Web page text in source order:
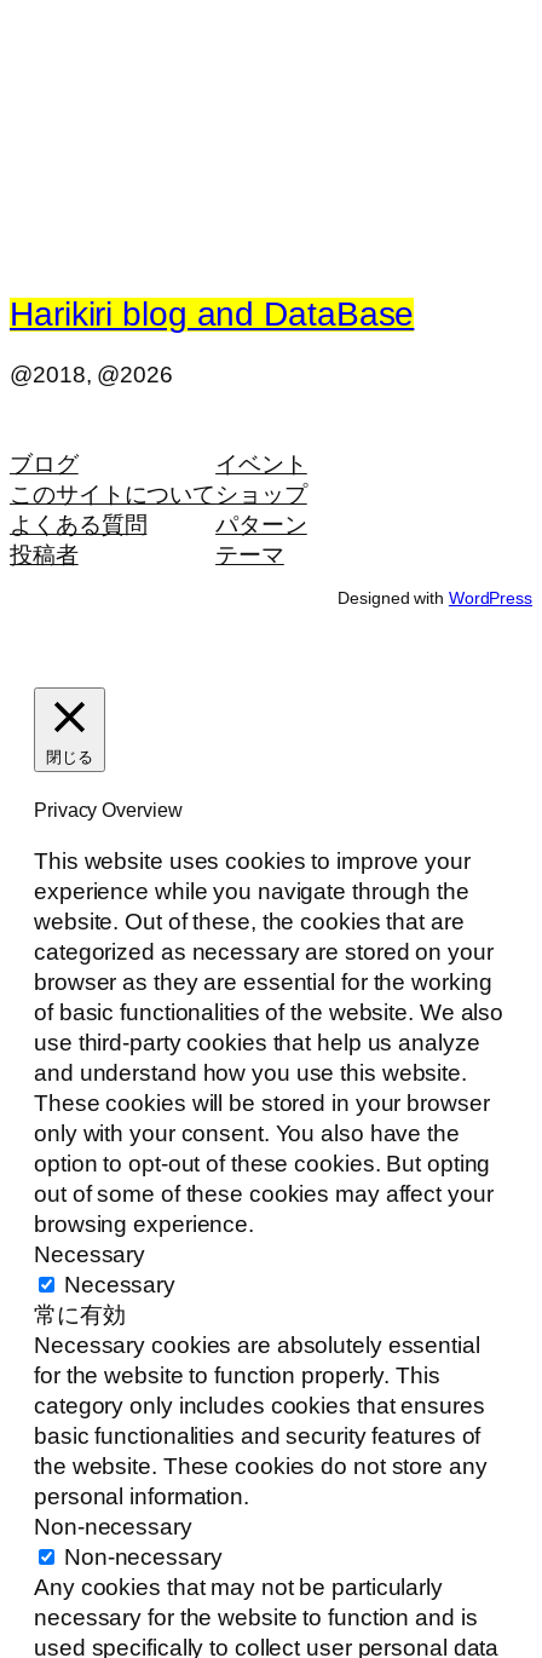
Harikiri blog and DataBase
@2018, @2026
ブログ
このサイトについて
よくある質問
投稿者
イベント
ショップ
パターン
テーマ
Designed with WordPress
閉じる
Privacy Overview
This website uses cookies to improve your
experience while you navigate through the
website. Out of these, the cookies that are
categorized as necessary are stored on your
browser as they are essential for the working
of basic functionalities of the website. We also
use third-party cookies that help us analyze
and understand how you use this website.
These cookies will be stored in your browser
only with your consent. You also have the
option to opt-out of these cookies. But opting
out of some of these cookies may affect your
browsing experience.
Necessary
Necessary
常に有効
Necessary cookies are absolutely essential
for the website to function properly. This
category only includes cookies that ensures
basic functionalities and security features of
the website. These cookies do not store any
personal information.
Non-necessary
Non-necessary
Any cookies that may not be particularly
necessary for the website to function and is
used specifically to collect user personal data